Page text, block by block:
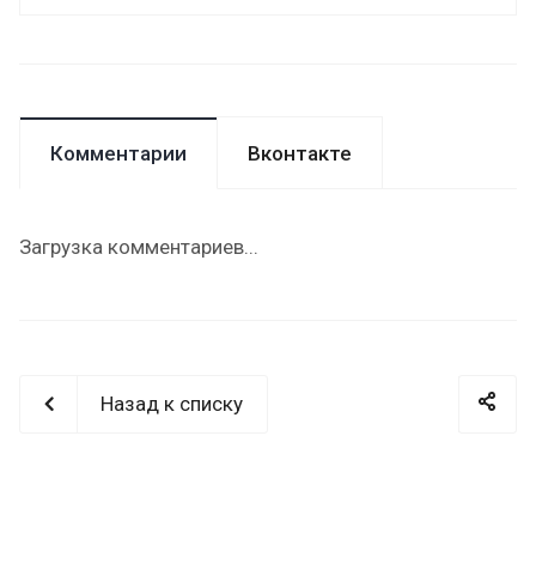
Комментарии Вконтакте
Загрузка комментариев...
Назад к списку